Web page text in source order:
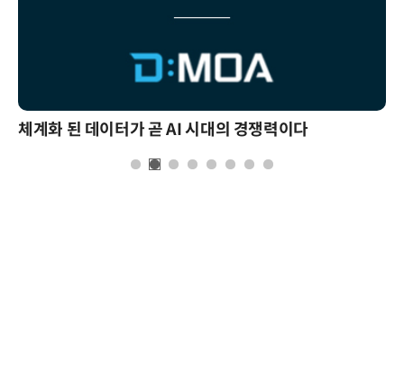
체계화 된 데이터가 곧 AI 시대의 경쟁력이다